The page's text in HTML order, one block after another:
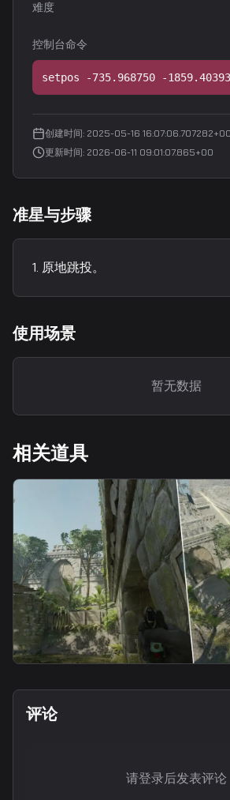
难度
控制台命令
创建时间: 2025-05-16 16:07:06.707282+00
更新时间: 2026-06-11 09:01:07.865+00
准星与步骤
原地跳投。
使用场景
暂无数据
相关道具
中路瞬爆闪
评论
请登录后发表评论